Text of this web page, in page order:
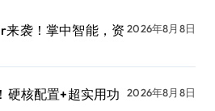
来袭！掌中智能，资 2026年8月8日
硬核配置+超实用功
2026年8月8日